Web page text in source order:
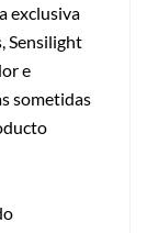
exclusiva
Sensilight
e
sometidas